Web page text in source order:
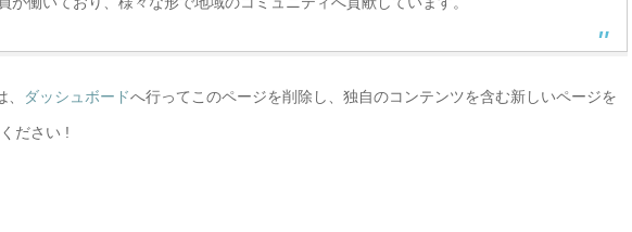
ダッシュボードへ行ってこのページを削除し、独自のコンテンツを含む新しいページを
ださい !